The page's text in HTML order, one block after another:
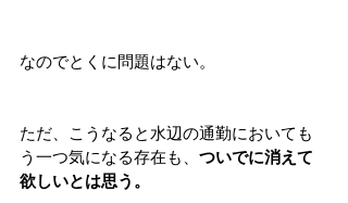
なのでとくに問題はない。
ただ、こうなると水辺の通勤においても
う一つ気になる存在も、 ついでに消えて
欲しいとは思う。